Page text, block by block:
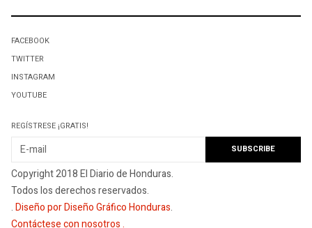
FACEBOOK
TWITTER
INSTAGRAM
YOUTUBE
REGÍSTRESE ¡GRATIS!
Copyright 2018 El Diario de Honduras.
Todos los derechos reservados.
.Diseño por Diseño Gráfico Honduras.
Contáctese con nosotros.